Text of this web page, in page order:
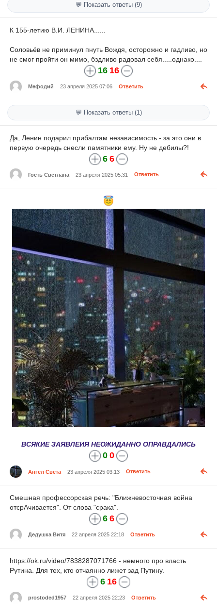
💬 Показать ответы (9)
К 155-летию В.И. ЛЕНИНА......
Соловьёв не приминул пнуть Вождя, осторожно и гадливо, но
не смог пройти он мимо, бздливо радовал себя.....однако....
16 16
Мефодий 23 апреля 2025 07:06 Ответить
💬 Показать ответы (1)
Да, Ленин подарил прибалтам независимость - за это они в
первую очередь снесли памятники ему. Ну не дебилы?!
6 6
Гость Светлана 23 апреля 2025 05:31 Ответить
ВСЯКИЕ ЗАЯВЛЕИЯ НЕОЖИДАННО ОПРАВДАЛИСЬ
0 0
Ангел Света 23 апреля 2025 03:13 Ответить
Смешная профессорская речь: "Ближневосточная война
отсрАчивается". От слова "срака".
6 6
Дедушка Витя 22 апреля 2025 22:18 Ответить
https://ok.ru/video/7838287071766 - немного про власть
Рутина. Для тех, кто отчаянно лижет зад Путину.
6 16
prostoded1957 22 апреля 2025 22:23 Ответить